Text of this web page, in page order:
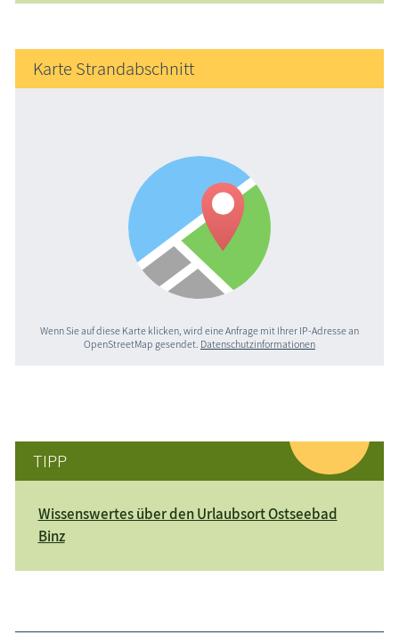
Karte Strandabschnitt
Wenn Sie auf diese Karte klicken, wird eine Anfrage mit Ihrer IP-Adresse an
OpenStreetMap gesendet. Datenschutzinformationen
TIPP
Wissenswertes über den Urlaubsort Ostseebad
Binz